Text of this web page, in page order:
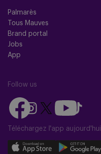
Palmarès
Tous Mauves
Brand portal
Jobs
App
Follow us
Follow
us
on
Facebook
Follow
us
on
Instagram
Follow
on
X
Follow
us
on
YouTube
Follow
us
on
TikTok
Téléchargez l'app aujourd'hui
Download Download